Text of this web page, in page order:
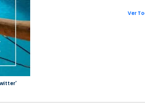
Ver